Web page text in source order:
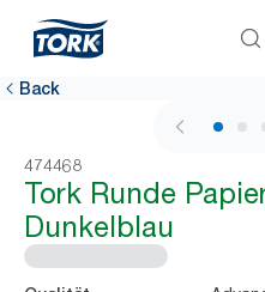
Back
1 /
474468
Tork Runde
Dunkelblau